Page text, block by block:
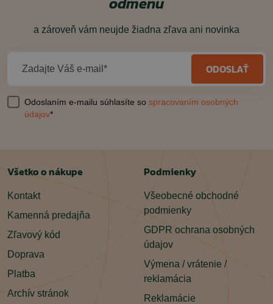
a zároveň vám neujde žiadna zľava ani novinka
Zadajte Váš e-mail* ODOSLAŤ
Odoslaním e-mailu súhlasíte so spracovaním osobných
údajov*
Všetko o nákupe
Kontakt
Kamenná predajňa
Zľavový kód
Doprava
Platba
Archív stránok
Podmienky
Všeobecné obchodné
podmienky
GDPR ochrana osobných
údajov
Výmena / vrátenie /
reklamácia
Reklamácie